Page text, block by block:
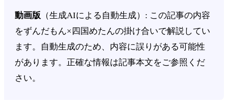
動画版 （生成AIによる自動生成）: この記事の内容
をずんだもん×四国めたんの掛け合いで解説してい
ます。自動生成のため、内容に誤りがある可能性
があります。正確な情報は記事本文をご参照くだ
さい。